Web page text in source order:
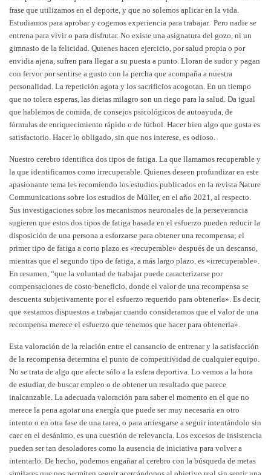
frase que utilizamos en el deporte, y que no solemos aplicar en la vida.
Estudiamos para aprobar y cogemos experiencia para trabajar. Pero nadie se
entrena para vivir o para disfrutar. No existe una asignatura del gozo, ni un
gimnasio de la felicidad. Quienes hacen ejercicio, por salud propia o por
envidia ajena, sufren para llegar a su puesta a punto. Lloran de sudor y pagan
con fervor por sentirse a gusto con la percha que acompaña a nuestra
personalidad. La repetición agota y los sacrificios acogotan. En un tiempo
que no tolera esperas, las dietas milagro son un riego para la salud. Da igual
que hablemos de comida, de consejos psicológicos de autoayuda, de
fórmulas de enriquecimiento rápido o de fútbol. Hacer bien algo que gusta es
satisfactorio. Hacer lo obligado, sin que nos interese, es odioso.
Nuestro cerebro identifica dos tipos de fatiga. La que llamamos recuperable y
la que identificamos como irrecuperable. Quienes deseen profundizar en este
apasionante tema les recomiendo los estudios publicados en la revista Nature
Communications sobre los estudios de Müller, en el año 2021, al respecto.
Sus investigaciones sobre los mecanismos neuronales de la perseverancia
sugieren que estos dos tipos de fatiga basada en el esfuerzo pueden reducir la
disposición de una persona a esforzarse para obtener una recompensa; el
primer tipo de fatiga a corto plazo es «recuperable» después de un descanso,
mientras que el segundo tipo de fatiga, a más largo plazo, es «irrecuperable».
En resumen, “que la voluntad de trabajar puede caracterizarse por
compensaciones de costo-beneficio, donde el valor de una recompensa se
descuenta subjetivamente por el esfuerzo requerido para obtenerla». Es decir,
que «estamos dispuestos a trabajar cuando consideramos que el valor de una
recompensa merece el esfuerzo que tenemos que hacer para obtenerla».
Esta valoración de la relación entre el cansancio de entrenar y la satisfacción
de la recompensa determina el punto de competitividad de cualquier equipo.
No se trata de algo que afecte sólo a la esfera deportiva. Lo vemos a la hora
de estudiar, de buscar empleo o de obtener un resultado que parece
inalcanzable. La adecuada valoración para saber el momento en el que no
merece la pena agotar una energía que puede ser muy necesaria en otro
intento o en otra fase de una tarea, o para arriesgarse a seguir intentándolo sin
caer en el desánimo, es una cuestión de relevancia. Los excesos de insistencia
pueden ser tan desoladores como la ausencia de iniciativa para volver a
intentarlo. De hecho, podemos engañar al cerebro con la búsqueda de metas